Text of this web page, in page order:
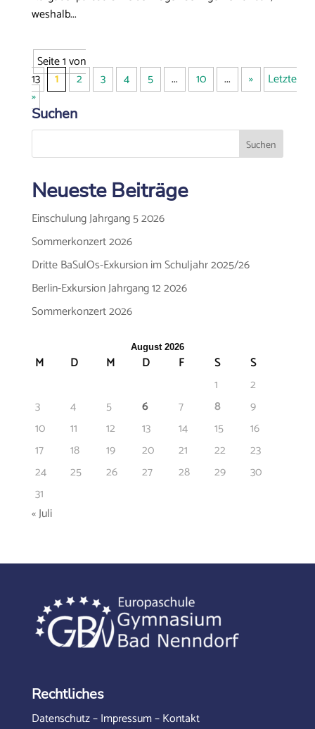
weshalb...
Seite 1 von
13
1 2 3 4 5 ... 10 ... »
Letzte
»
Suchen
Neueste Beiträge
Einschulung Jahrgang 5 2026
Sommerkonzert 2026
Dritte BaSulOs-Exkursion im Schuljahr 2025/26
Berlin-Exkursion Jahrgang 12 2026
Sommerkonzert 2026
August 2026
M D M D F S
S
1
2
3
4 5 6 7 8
9
10
11 12 13 14 15
16
17
18 19 20 21 22
23
24
25 26 27 28 29
30
31
« Juli
Rechtliches
Datenschutz–Impressum–Kontakt